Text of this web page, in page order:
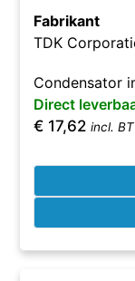
Fabrikant
TDK
Condensator
Direct
€ 17,62 incl.